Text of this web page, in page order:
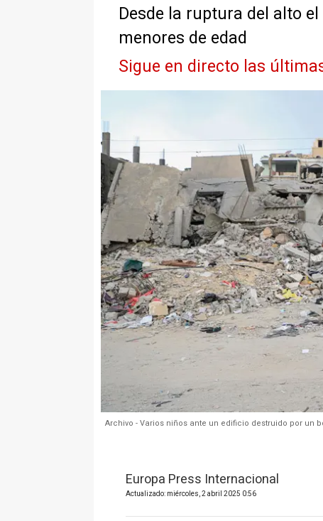
Desde la ruptura del alto
menores de edad
Sigue en directo las
Archivo - Varios niños ante un edificio destruido por un
Europa Press Internacional
Actualizado: miércoles, 2 abril 2025 0:56